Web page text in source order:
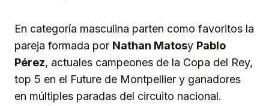
En categoría masculina parten como favoritos la
pareja formada por Nathan Matosy Pablo
Pérez, actuales campeones de la Copa del Rey,
top 5 en el Future de Montpellier y ganadores
en múltiples paradas del circuito nacional.